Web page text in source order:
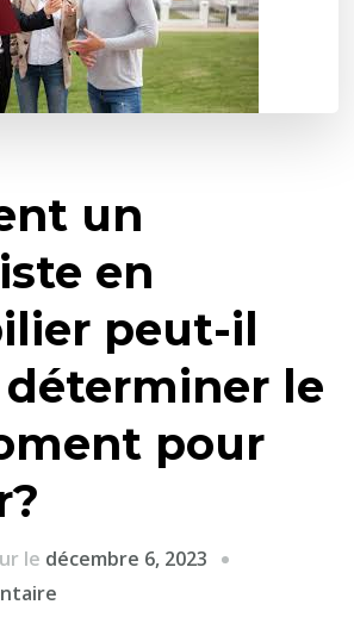
un
en
peut-il
le
pour
le décembre 6, 2023